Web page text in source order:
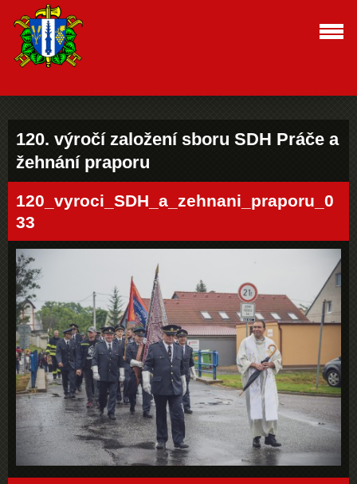
120. výročí založení sboru SDH Práče a
žehnání praporu
120_vyroci_SDH_a_zehnani_praporu_0
33